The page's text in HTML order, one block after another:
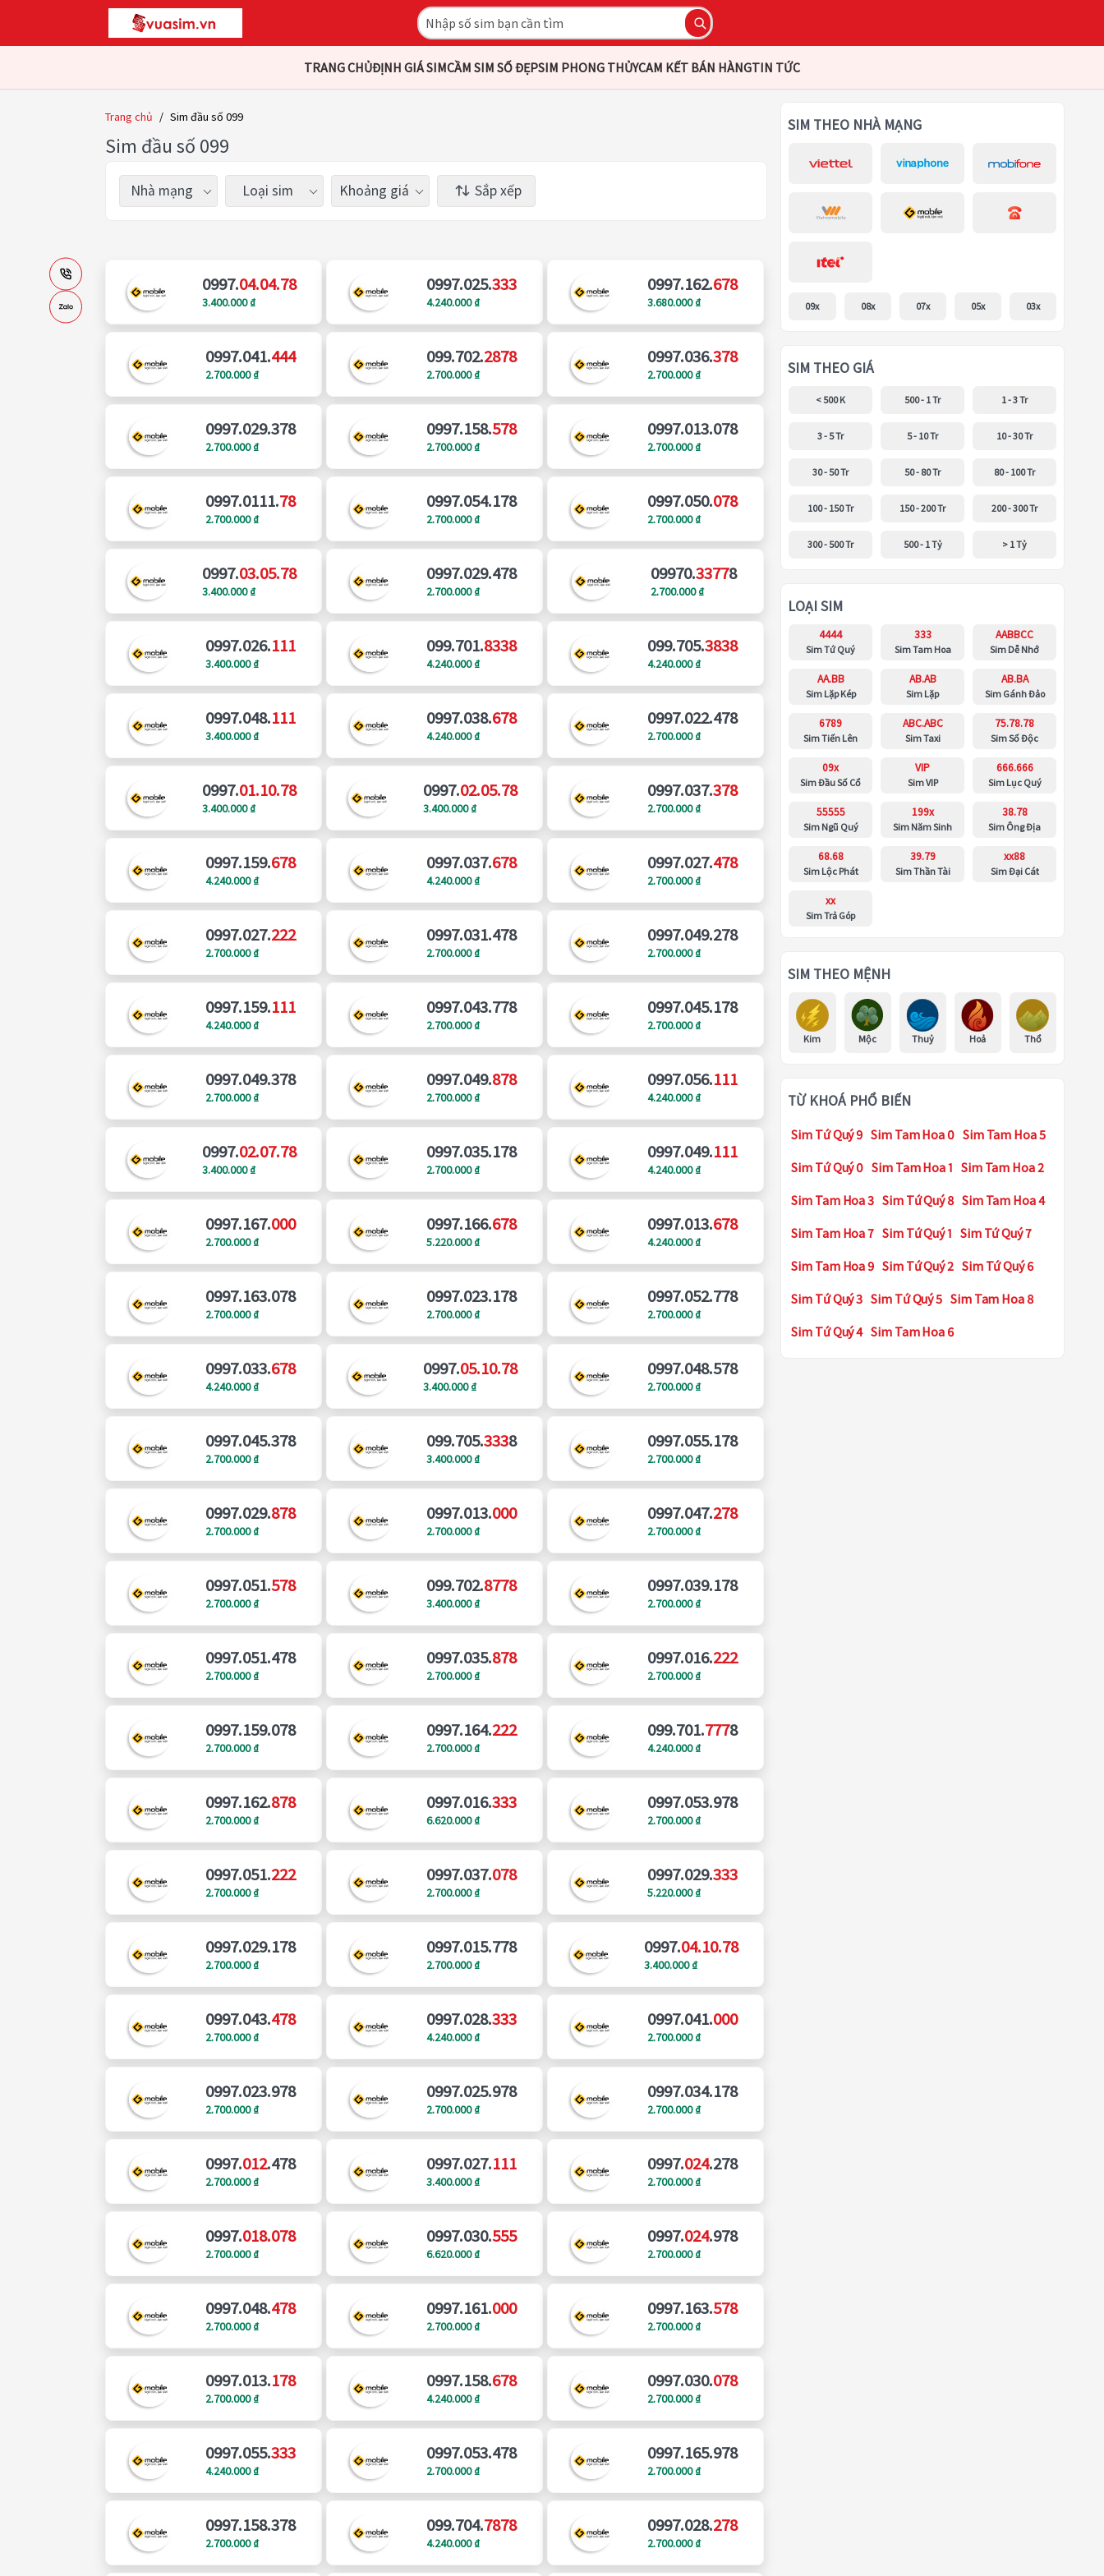
TRANG CHỦĐỊNH GIÁ SIMCẦM SIM SỐ ĐẸPSIM PHONG THỦYCAM KẾT BÁN HÀNGTIN TỨC
Trang chủ / Sim đầu số 099
Sim đầu số 099
Nhà mạng Loại sim Khoảng giá Sắp xếp
0997.04.04.78
3.400.000 ₫
0997.025.333
4.240.000 ₫
0997.162.678
3.680.000 ₫
0997.041.444
2.700.000 ₫
099.702.2878
2.700.000 ₫
0997.036.378
2.700.000 ₫
0997.029.378
2.700.000 ₫
0997.158.578
2.700.000 ₫
0997.013.078
2.700.000 ₫
0997.0111.78
2.700.000 ₫
0997.054.178
2.700.000 ₫
0997.050.078
2.700.000 ₫
0997.03.05.78
3.400.000 ₫
0997.029.478
2.700.000 ₫
09970.33778
2.700.000 ₫
0997.026.111
3.400.000 ₫
099.701.8338
4.240.000 ₫
099.705.3838
4.240.000 ₫
0997.048.111
3.400.000 ₫
0997.038.678
4.240.000 ₫
0997.022.478
2.700.000 ₫
0997.01.10.78
3.400.000 ₫
0997.02.05.78
3.400.000 ₫
0997.037.378
2.700.000 ₫
0997.159.678
4.240.000 ₫
0997.037.678
4.240.000 ₫
0997.027.478
2.700.000 ₫
0997.027.222
2.700.000 ₫
0997.031.478
2.700.000 ₫
0997.049.278
2.700.000 ₫
0997.159.111
4.240.000 ₫
0997.043.778
2.700.000 ₫
0997.045.178
2.700.000 ₫
0997.049.378
2.700.000 ₫
0997.049.878
2.700.000 ₫
0997.056.111
4.240.000 ₫
0997.02.07.78
3.400.000 ₫
0997.035.178
2.700.000 ₫
0997.049.111
4.240.000 ₫
0997.167.000
2.700.000 ₫
0997.166.678
5.220.000 ₫
0997.013.678
4.240.000 ₫
0997.163.078
2.700.000 ₫
0997.023.178
2.700.000 ₫
0997.052.778
2.700.000 ₫
0997.033.678
4.240.000 ₫
0997.05.10.78
3.400.000 ₫
0997.048.578
2.700.000 ₫
0997.045.378
2.700.000 ₫
099.705.3338
3.400.000 ₫
0997.055.178
2.700.000 ₫
0997.029.878
2.700.000 ₫
0997.013.000
2.700.000 ₫
0997.047.278
2.700.000 ₫
0997.051.578
2.700.000 ₫
099.702.8778
3.400.000 ₫
0997.039.178
2.700.000 ₫
0997.051.478
2.700.000 ₫
0997.035.878
2.700.000 ₫
0997.016.222
2.700.000 ₫
0997.159.078
2.700.000 ₫
0997.164.222
2.700.000 ₫
099.701.7778
4.240.000 ₫
0997.162.878
2.700.000 ₫
0997.016.333
6.620.000 ₫
0997.053.978
2.700.000 ₫
0997.051.222
2.700.000 ₫
0997.037.078
2.700.000 ₫
0997.029.333
5.220.000 ₫
0997.029.178
2.700.000 ₫
0997.015.778
2.700.000 ₫
0997.04.10.78
3.400.000 ₫
0997.043.478
2.700.000 ₫
0997.028.333
4.240.000 ₫
0997.041.000
2.700.000 ₫
0997.023.978
2.700.000 ₫
0997.025.978
2.700.000 ₫
0997.034.178
2.700.000 ₫
0997.012.478
2.700.000 ₫
0997.027.111
3.400.000 ₫
0997.024.278
2.700.000 ₫
0997.018.078
2.700.000 ₫
0997.030.555
6.620.000 ₫
0997.024.978
2.700.000 ₫
0997.048.478
2.700.000 ₫
0997.161.000
2.700.000 ₫
0997.163.578
2.700.000 ₫
0997.013.178
2.700.000 ₫
0997.158.678
4.240.000 ₫
0997.030.078
2.700.000 ₫
0997.055.333
4.240.000 ₫
0997.053.478
2.700.000 ₫
0997.165.978
2.700.000 ₫
0997.158.378
2.700.000 ₫
099.704.7878
4.240.000 ₫
0997.028.278
2.700.000 ₫
SIM THEO NHÀ MẠNG
09x 08x 07x 05x 03x
SIM THEO GIÁ
< 500 K 500 - 1 Tr 1 - 3 Tr
3 - 5 Tr 5 - 10 Tr 10 - 30 Tr
30 - 50 Tr 50 - 80 Tr 80 - 100 Tr
100 - 150 Tr 150 - 200 Tr 200 - 300 Tr
300 - 500 Tr 500 - 1 Tỷ > 1 Tỷ
LOẠI SIM
4444
Sim Tứ Quý
333
Sim Tam Hoa
AABBCC
Sim Dễ Nhớ
AA.BB
Sim Lặp Kép
AB.AB
Sim Lặp
AB.BA
Sim Gánh Đảo
6789
Sim Tiến Lên
ABC.ABC
Sim Taxi
75.78.78
Sim Số Độc
09x
Sim Đầu Số Cổ
VIP
Sim VIP
666.666
Sim Lục Quý
55555
Sim Ngũ Quý
199x
Sim Năm Sinh
38.78
Sim Ông Địa
68.68
Sim Lộc Phát
39.79
Sim Thần Tài
xx88
Sim Đại Cát
xx
Sim Trả Góp
SIM THEO MỆNH
Kim Mộc Thuỷ Hoả Thổ
TỪ KHOÁ PHỔ BIẾN
Sim Tứ Quý 9 Sim Tam Hoa 0 Sim Tam Hoa 5
Sim Tứ Quý 0 Sim Tam Hoa 1 Sim Tam Hoa 2
Sim Tam Hoa 3 Sim Tứ Quý 8 Sim Tam Hoa 4
Sim Tam Hoa 7 Sim Tứ Quý 1 Sim Tứ Quý 7
Sim Tam Hoa 9 Sim Tứ Quý 2 Sim Tứ Quý 6
Sim Tứ Quý 3 Sim Tứ Quý 5 Sim Tam Hoa 8
Sim Tứ Quý 4 Sim Tam Hoa 6